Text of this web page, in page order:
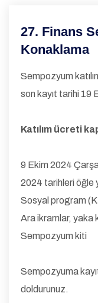
27. Finans
Konaklama
Sempozyum
son kayıt tarihi 19
Katılım ücreti
9 Ekim 2024
2024 tarihleri öğle
Sosyal program
Ara ikramlar, yaka
Sempozyum kiti
Sempozyuma
doldurunuz.